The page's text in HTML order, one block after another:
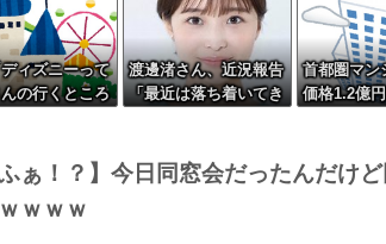
ィズニーって
の行くところ
渡邊渚さん、近況報告
「最近は落ち着いてき
首都圏マン
価格1.2億
なん？
ふぁ！？】今日同窓会だったんだけ
ｗｗｗ